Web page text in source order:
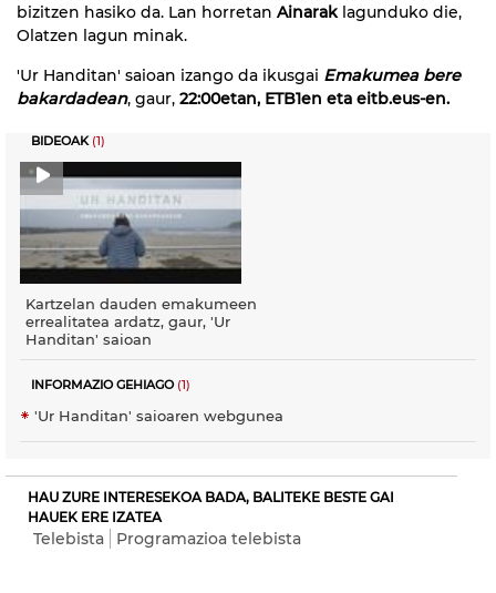
bizitzen hasiko da. Lan horretan Ainarak lagunduko die,
Olatzen lagun minak.
'Ur Handitan' saioan izango da ikusgai Emakumea bere
bakardadean, gaur, 22:00etan, ETB1en eta eitb.eus-en.
BIDEOAK (1)
Kartzelan dauden emakumeen
errealitatea ardatz, gaur, 'Ur
Handitan' saioan
INFORMAZIO GEHIAGO(1)
'Ur Handitan' saioaren webgunea
HAU ZURE INTERESEKOA BADA, BALITEKE BESTE GAI
HAUEK ERE IZATEA
Telebista Programazioa telebista